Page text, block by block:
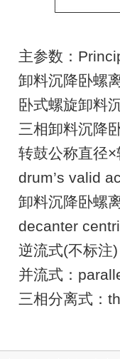
主参数：
卸料沉降卧螺
卧式螺旋卸料
三相卸料沉降
转鼓公称直径
drum’s valid
卸料沉降卧螺
decanter
逆流式(不标注
并流式：
三相分离式：